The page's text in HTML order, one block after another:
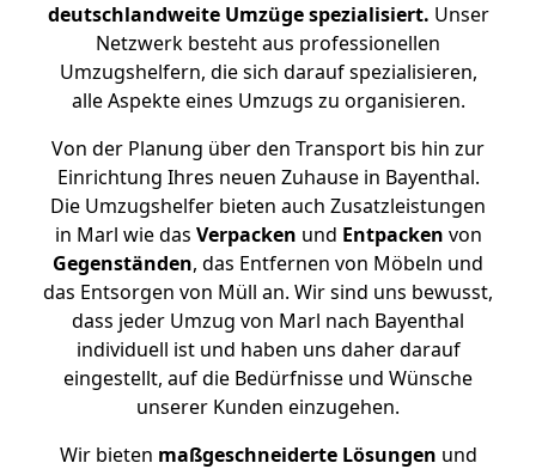
deutschlandweite Umzüge spezialisiert. Unser
Netzwerk besteht aus professionellen
Umzugshelfern, die sich darauf spezialisieren,
alle Aspekte eines Umzugs zu organisieren.
Von der Planung über den Transport bis hin zur
Einrichtung Ihres neuen Zuhause in Bayenthal.
Die Umzugshelfer bieten auch Zusatzleistungen
in Marl wie das Verpacken und Entpacken von
Gegenständen, das Entfernen von Möbeln und
das Entsorgen von Müll an. Wir sind uns bewusst,
dass jeder Umzug von Marl nach Bayenthal
individuell ist und haben uns daher darauf
eingestellt, auf die Bedürfnisse und Wünsche
unserer Kunden einzugehen.
Wir bieten maßgeschneiderte Lösungen und